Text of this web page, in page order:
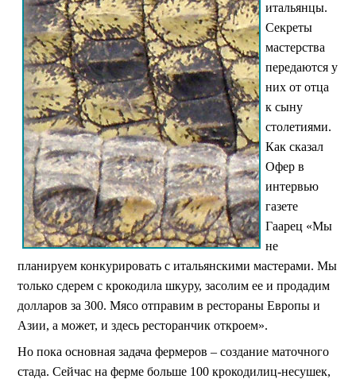
итальянцы.
Секреты
мастерства
передаются у
них от отца
к сыну
столетиями.
Как сказал
Офер в
интервью
газете
Гаарец «Мы
не
планируем конкурировать с итальянскими мастерами. Мы
только сдерем с крокодила шкуру, засолим ее и продадим
долларов за 300. Мясо отправим в рестораны Европы и
Азии, а может, и здесь ресторанчик откроем».
Но пока основная задача фермеров – создание маточного
стада. Сейчас на ферме больше 100 крокодилиц-несушек,